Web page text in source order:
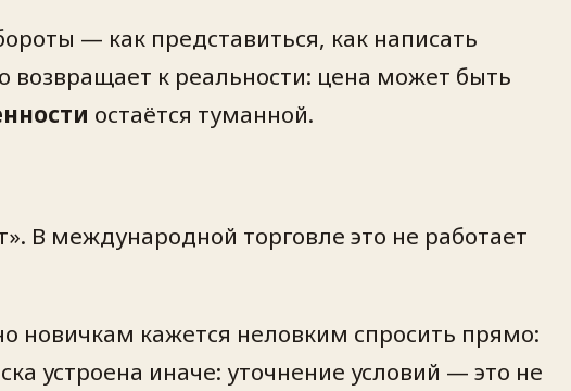
— как представиться, как написать
возвращает к реальности: цена может быть
остаётся туманной.
В международной торговле это не работает
новичкам кажется неловким спросить прямо:
устроена иначе: уточнение условий — это не